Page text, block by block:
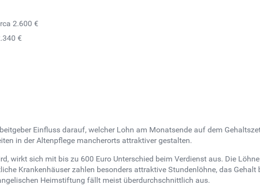
2.600 €
€
Einfluss darauf, welcher Lohn am Monatsende auf dem
in der Altenpflege mancherorts attraktiver gestalten.
wirkt sich mit bis zu 600 Euro Unterschied beim Verdienst aus. Die
Krankenhäuser zahlen besonders attraktive Stundenlöhne, das Gehalt
Heimstiftung fällt meist überdurchschnittlich aus.